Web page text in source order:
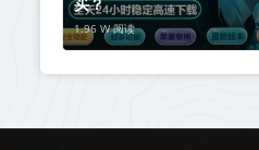
1.96 W 阅读